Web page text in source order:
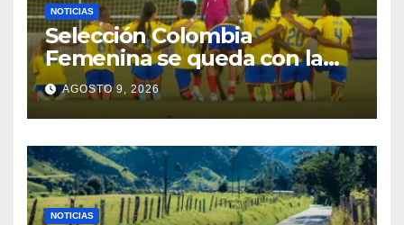
NOTICIAS
Selección Colombia
Femenina se queda con la
plata: dramática derrota ante
México en los Juegos
Centroamericanos y del
Caribe
AGOSTO 9, 2026
NOTICIAS